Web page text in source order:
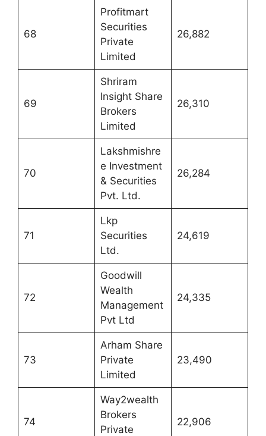
68
Profitmart
Securities
Private
Limited
26,882
69
Shriram
Insight Share
Brokers
Limited
26,310
70
Lakshmishre
e Investment
& Securities
Pvt. Ltd.
26,284
71
Lkp
Securities
Ltd.
24,619
72
Goodwill
Wealth
Management
Pvt Ltd
24,335
73
Arham Share
Private
Limited
23,490
74
Way2wealth
Brokers
Private
22,906